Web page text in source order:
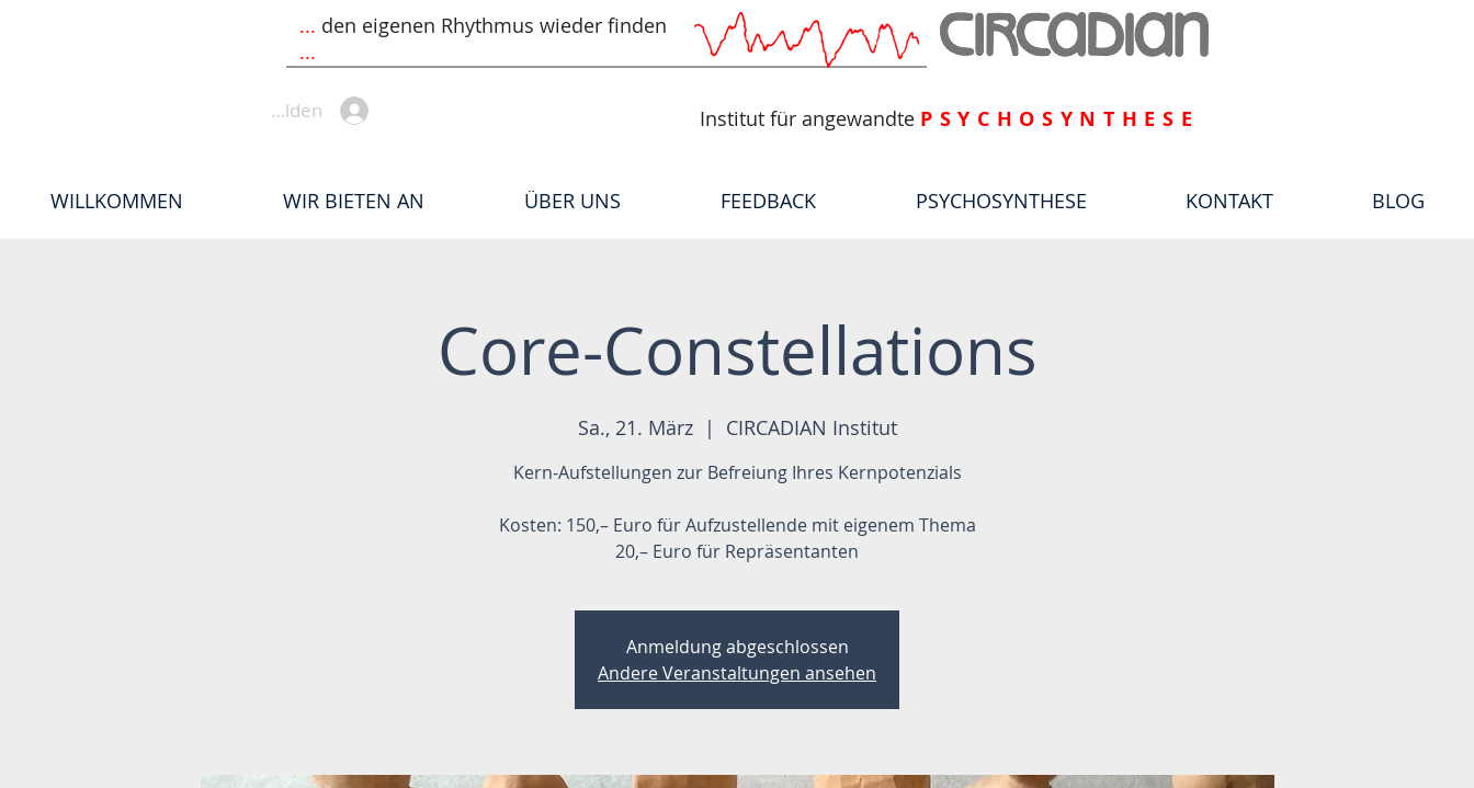
... den eigenen Rhythmus wieder finden
...
Anmelden Institut für angewandte PSYCHOSYNTHESE
WILLKOMMEN WIR BIETEN AN ÜBER UNS FEEDBACK PSYCHOSYNTHESE KONTAKT BLOG
Core-Constellations
Sa., 21. März
  |
CIRCADIAN Institut
Kern-Aufstellungen zur Befreiung Ihres Kernpotenzials
Kosten: 150,– Euro für Aufzustellende mit eigenem Thema
20,– Euro für Repräsentanten
Anmeldung abgeschlossen
Andere Veranstaltungen ansehen